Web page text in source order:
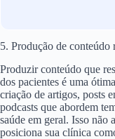
5. Produção de conteúdo
Produzir conteúdo que
dos pacientes é uma
criação de artigos, posts
podcasts que abordem
saúde em geral. Isso não
posiciona sua clínica